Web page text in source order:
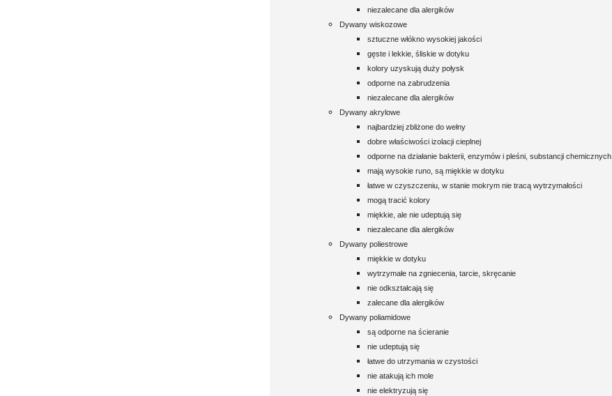
niezalecane dla alergików
Dywany wiskozowe
sztuczne włókno wysokiej jakości
gęste i lekkie, śliskie w dotyku
kolory uzyskują duży połysk
odporne na zabrudzenia
niezalecane dla alergików
Dywany akrylowe
najbardziej zbliżone do wełny
dobre właściwości izolacji cieplnej
odporne na działanie bakterii, enzymów i pleśni, substancji chemicznych
mają wysokie runo, są miękkie w dotyku
łatwe w czyszczeniu, w stanie mokrym nie tracą wytrzymałości
mogą tracić kolory
miękkie, ale nie udeptują się
niezalecane dla alergików
Dywany poliestrowe
miękkie w dotyku
wytrzymałe na zgniecenia, tarcie, skręcanie
nie odkształcają się
zalecane dla alergików
Dywany poliamidowe
są odporne na ścieranie
nie udeptują się
łatwe do utrzymania w czystości
nie atakują ich mole
nie elektryzują się